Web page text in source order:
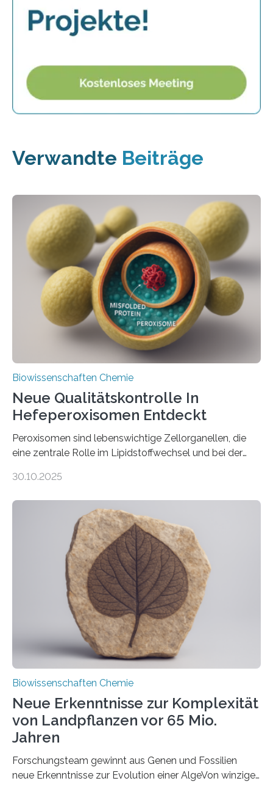
Verwandte Beiträge
Biowissenschaften Chemie
Neue Qualitätskontrolle In
Hefeperoxisomen Entdeckt
Peroxisomen sind lebenswichtige Zellorganellen, die
eine zentrale Rolle im Lipidstoffwechsel und bei der
erfüllen können, müssen zahlreiche Enzyme präzise in
der Ruhr-Universität Bochum um Prof. Dr. Ralf Erdmann
und Dr. Ismaila Francis Yusuf hat nun einen bislang
unbekannten Qualitätskontrollmechanismus des
peroxisomalen Proteintransports in der Bäckerhefe
Saccharomyces cerevisiae entdeckt, der für die
Funktionsfähigkeit der Organellen entscheidend ist. Die
Studie wurde am 28. Oktober 2025 in der
Fachzeitschrift…
30.10.2025
Biowissenschaften Chemie
Neue Erkenntnisse zur Komplexität
von Landpflanzen vor 65 Mio.
Jahren
Forschungsteam gewinnt aus Genen und Fossilien
neue Erkenntnisse zur Evolution einer AlgeVon winzigen